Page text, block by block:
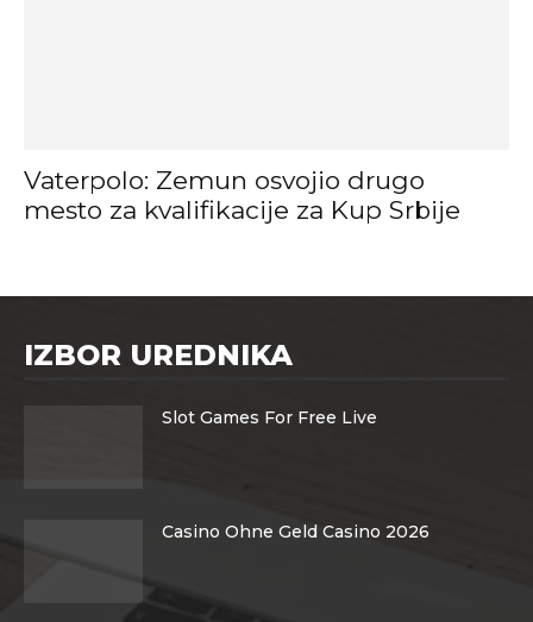
Vaterpolo: Zemun osvojio drugo
mesto za kvalifikacije za Kup Srbije
IZBOR UREDNIKA
Slot Games For Free Live
Casino Ohne Geld Casino 2026